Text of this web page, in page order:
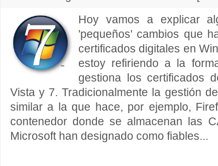
Hoy vamos a explicar
'pequeños' cambios que
certificados digitales en
estoy refiriendo a la
gestiona los certificados
Vista y 7. Tradicionalmente la gestión
similar a la que hace, por ejemplo,
contenedor donde se almacenan las
Microsoft han designado como fiables...